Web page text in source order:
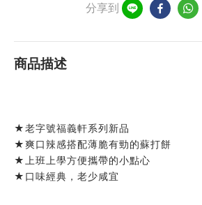
分享到
商品描述
★老字號福義軒系列新品
★爽口辣感搭配薄脆有勁的蘇打餅
★上班上學方便攜帶的小點心
★口味經典，老少咸宜